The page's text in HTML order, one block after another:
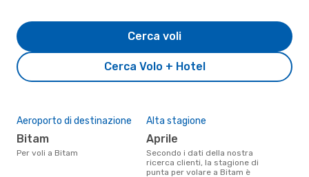
Cerca Volo + Hotel
Cerca voli
Aeroporto di destinazione
Bitam
Per voli a Bitam
Alta stagione
aprile
Secondo i dati della nostra
ricerca clienti, la stagione di
punta per volare a Bitam è